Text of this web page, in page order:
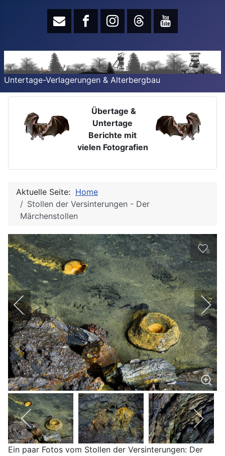
Untertage-Verlagerungen & Alterbergbau
Übertage &
Untertage
Berichte mit
vielen Fotografien
Aktuelle Seite: Home
Stollen der Versinterungen - Der
Märchenstollen
0
Ein paar Fotos vom Stollen der Versinterungen: Der